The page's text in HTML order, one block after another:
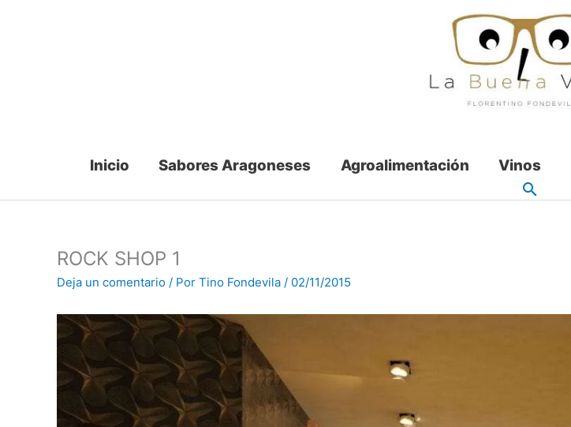
Inicio Sabores Aragoneses Agroalimentación Vinos
ROCK SHOP 1
Deja un comentario / Por Tino Fondevila / 02/11/2015